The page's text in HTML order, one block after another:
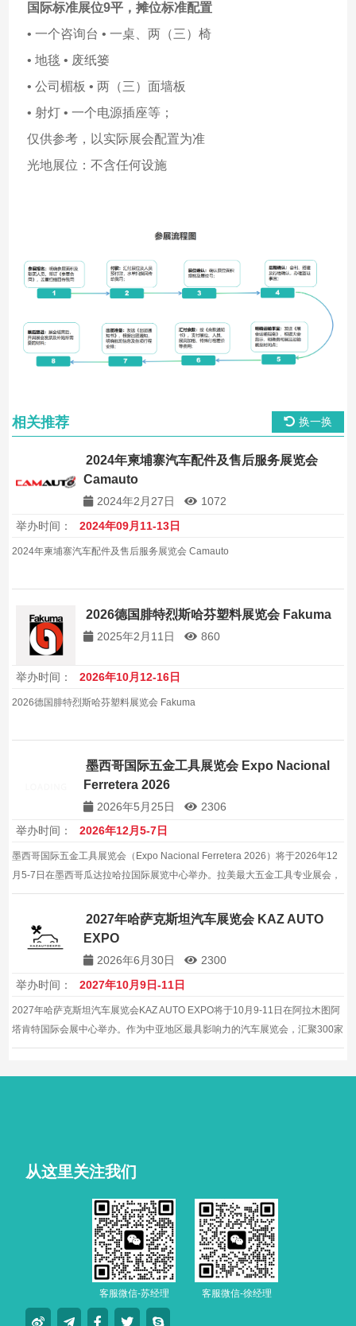
国际标准展位9平，摊位标准配置
• 一个咨询台 • 一桌、两（三）椅
• 地毯 • 废纸篓
• 公司楣板 • 两（三）面墙板
• 射灯 • 一个电源插座等；
仅供参考，以实际展会配置为准
光地展位：不含任何设施
相关推荐 换一换
2024年柬埔寨汽车配件及售后服务展览会
Camauto
2024年2月27日
1072
举办时间：
2024年09月11-13日
2024年柬埔寨汽车配件及售后服务展览会 Camauto
2026德国腓特烈斯哈芬塑料展览会 Fakuma
2025年2月11日 860
举办时间： 2026年10月12-16日
2026德国腓特烈斯哈芬塑料展览会 Fakuma
墨西哥国际五金工具展览会 Expo Nacional
Ferretera 2026
2026年5月25日
2306
举办时间：
2026年12月5-7日
墨西哥国际五金工具展览会（Expo Nacional Ferretera 2026）将于2026年12
月5-7日在墨西哥瓜达拉哈拉国际展览中心举办。拉美最大五金工具专业展会，
预计吸引约500家展商，展出面积20000平方米。
2027年哈萨克斯坦汽车展览会 KAZ AUTO
EXPO
2026年6月30日
2300
举办时间：
2027年10月9日-11日
2027年哈萨克斯坦汽车展览会KAZ AUTO EXPO将于10月9-11日在阿拉木图阿
塔肯特国际会展中心举办。作为中亚地区最具影响力的汽车展览会，汇聚300家
展商，展示面积12000平方米，是进入中亚汽车市场的重要商贸平台，为企业
从这里关注我们
客服微信-苏经理 客服微信-徐经理